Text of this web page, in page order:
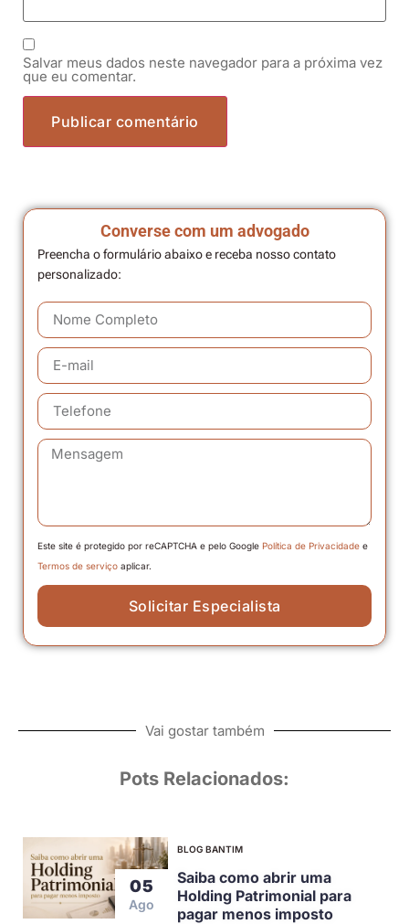
Salvar meus dados neste navegador para a próxima vez
que eu comentar.
Converse com um advogado
Preencha o formulário abaixo e receba nosso contato
personalizado:
Este site é protegido por reCAPTCHA e pelo Google Política de Privacidade e
Termos de serviço aplicar.
Solicitar Especialista
Vai gostar também
Pots Relacionados:
05
Ago
BLOG BANTIM
Saiba como abrir uma
Holding Patrimonial para
pagar menos imposto